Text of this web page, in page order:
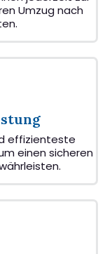
Umzug nach
effizienteste
einen sicheren